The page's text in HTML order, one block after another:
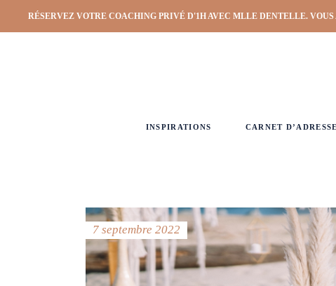
RÉSERVEZ VOTRE COACHING PRIVÉ D'1H AVEC MLLE DENTELLE.
INSPIRATIONS CARNET
7 septembre 2022